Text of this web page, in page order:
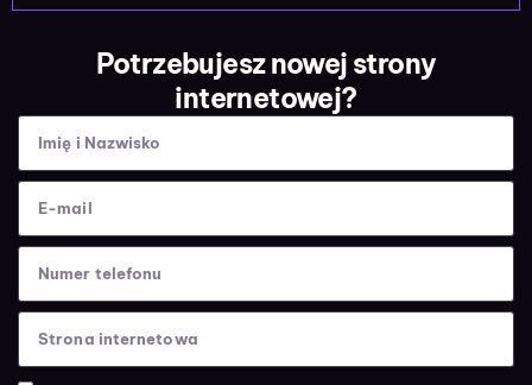
Potrzebujesz nowej strony
internetowej?